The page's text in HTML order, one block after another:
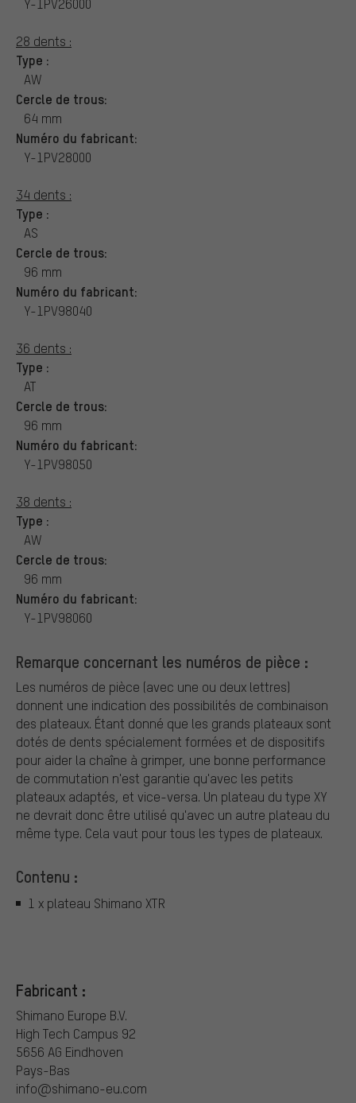
Y-1PV26000
28 dents :
Type :
AW
Cercle de trous:
64 mm
Numéro du fabricant:
Y-1PV28000
34 dents :
Type :
AS
Cercle de trous:
96 mm
Numéro du fabricant:
Y-1PV98040
36 dents :
Type :
AT
Cercle de trous:
96 mm
Numéro du fabricant:
Y-1PV98050
38 dents :
Type :
AW
Cercle de trous:
96 mm
Numéro du fabricant:
Y-1PV98060
Remarque concernant les numéros de pièce :
Les numéros de pièce (avec une ou deux lettres)
donnent une indication des possibilités de combinaison
des plateaux. Étant donné que les grands plateaux sont
dotés de dents spécialement formées et de dispositifs
pour aider la chaîne à grimper, une bonne performance
de commutation n'est garantie qu'avec les petits
plateaux adaptés, et vice-versa. Un plateau du type XY
ne devrait donc être utilisé qu'avec un autre plateau du
même type. Cela vaut pour tous les types de plateaux.
Contenu :
1 x plateau Shimano XTR
Fabricant :
Shimano Europe B.V.
High Tech Campus 92
5656 AG Eindhoven
Pays-Bas
info@shimano-eu.com